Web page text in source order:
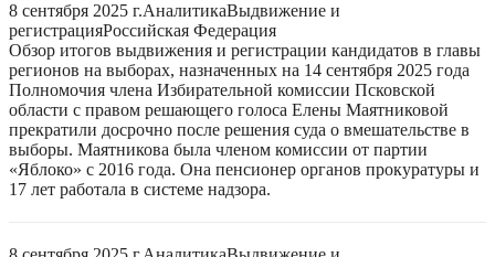
8 сентября 2025 г.АналитикаВыдвижение и
регистрацияРоссийская Федерация
Обзор итогов выдвижения и регистрации кандидатов в главы
регионов на выборах, назначенных на 14 сентября 2025 года
Полномочия члена Избирательной комиссии Псковской
области с правом решающего голоса Елены Маятниковой
прекратили досрочно после решения суда о вмешательстве в
выборы. Маятникова была членом комиссии от партии
«Яблоко» с 2016 года. Она пенсионер органов прокуратуры и
17 лет работала в системе надзора.